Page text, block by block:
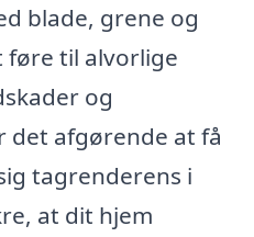
blade, grene og
føre til alvorlige
og
det afgørende at få
tagrenderens i
at dit hjem